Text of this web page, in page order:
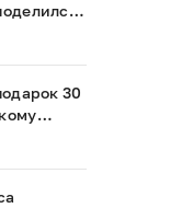
родном
30